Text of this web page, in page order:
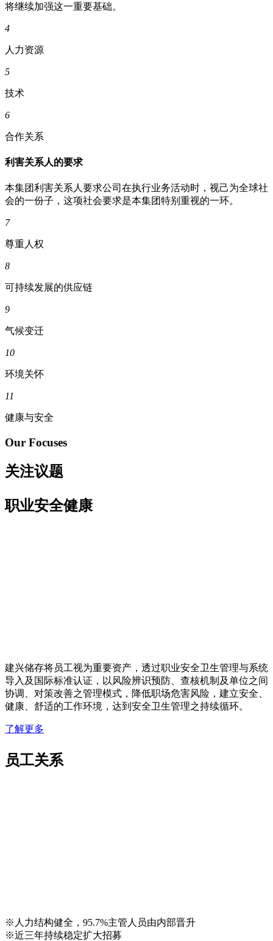
将继续加强这一重要基础。
4
人力资源
5
技术
6
合作关系
利害关系人的要求
本集团利害关系人要求公司在执行业务活动时，视己为全球社
会的一份子，这项社会要求是本集团特别重视的一环。
7
尊重人权
8
可持续发展的供应链
9
气候变迁
10
环境关怀
11
健康与安全
Our Focuses
关注议题
职业安全健康
建兴储存将员工视为重要资产，透过职业安全卫生管理与系统
导入及国际标准认证，以风险辨识预防、查核机制及单位之间
协调、对策改善之管理模式，降低职场危害风险，建立安全、
健康、舒适的工作环境，达到安全卫生管理之持续循环。
了解更多
员工关系
※人力结构健全，95.7%主管人员由内部晋升
※近三年持续稳定扩大招募